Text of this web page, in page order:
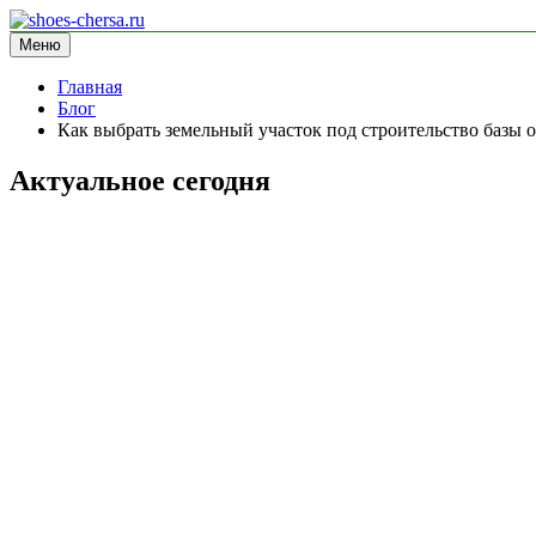
Перейти
к
содержимому
shoes-chersa.ru
информационный сайт
Меню
Главная
Блог
Как выбрать земельный участок под строительство базы
Актуальное сегодня